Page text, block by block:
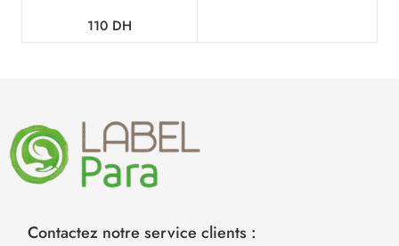
110 DH
Contactez notre service clients :